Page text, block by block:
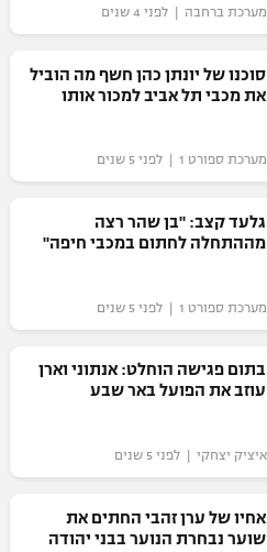
מערכת ברחבה | לפני 4 שנים
סוכנו של יונתן כהן חשף מה הוביל
את מכבי תל אביב למכור אותו
מערכת ספורט 1 | לפני 5 שנים
גלעד קצב: "בן שהר רצה
מההתחלה לחתום במכבי חיפה"
מערכת ספורט 1 | לפני 5 שנים
בתום פגישה הוחלט: אנתוני וארן
עוזב את הפועל באר שבע
איציק יצחקי | לפני 5 שנים
אחיו של ערן זהבי החתים את
שוער נבחרת הנוער בבני יהודה